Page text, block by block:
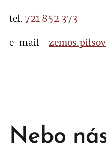
tel. 721 852 373
e-mail -
Nebo